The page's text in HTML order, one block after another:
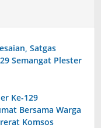
Satgas
Semangat Plester
Ke-129
Bersama Warga
Komsos